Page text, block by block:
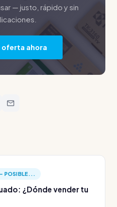
— justo, rápido y sin
ahora
POSIBLE...
¿Dónde vender tu